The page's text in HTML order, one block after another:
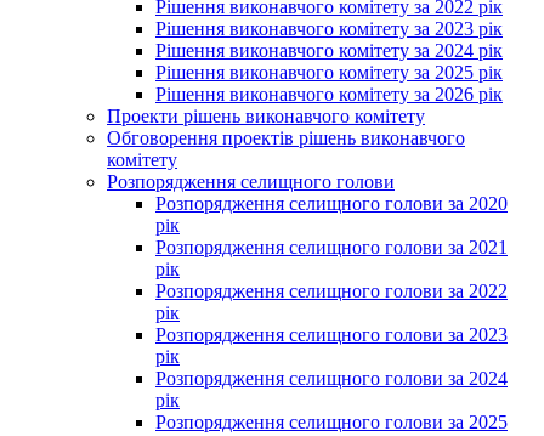
Рішення виконавчого комітету за 2022 рік
Рішення виконавчого комітету за 2023 рік
Рішення виконавчого комітету за 2024 рік
Рішення виконавчого комітету за 2025 рік
Рішення виконавчого комітету за 2026 рік
Проекти рішень виконавчого комітету
Обговорення проектів рішень виконавчого
комітету
Розпорядження селищного голови
Розпорядження селищного голови за 2020
рік
Розпорядження селищного голови за 2021
рік
Розпорядження селищного голови за 2022
рік
Розпорядження селищного голови за 2023
рік
Розпорядження селищного голови за 2024
рік
Розпорядження селищного голови за 2025